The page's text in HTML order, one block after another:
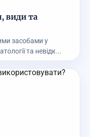
види та
засобами у
та невідк...